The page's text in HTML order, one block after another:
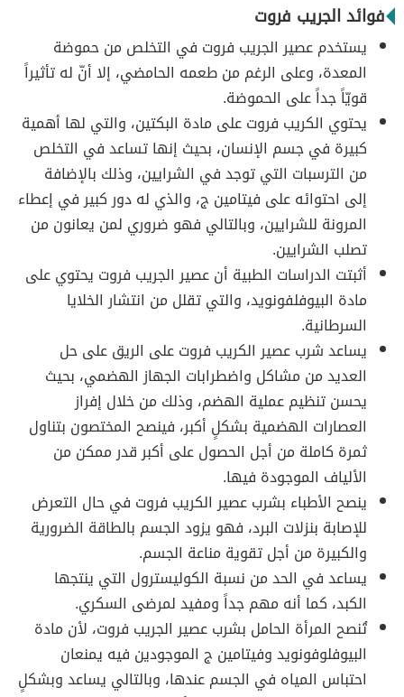
فوائد الجريب فروت
يستخدم عصير الجريب فروت في التخلص من حموضة
المعدة، وعلى الرغم من طعمه الحامضي، إلا أنّ له تأثيراً
قويّاً جداً على الحموضة.
يحتوي الكريب فروت على مادة البكتين، والتي لها أهمية
كبيرة في جسم الإنسان، بحيث إنها تساعد في التخلص
من الترسبات التي توجد في الشرايين، وذلك بالإضافة
إلى احتوائه على فيتامين ج، والذي له دور كبير في إعطاء
المرونة للشرايين، وبالتالي فهو ضروري لمن يعانون من
تصلب الشرايين.
أثبتت الدراسات الطبية أن عصير الجريب فروت يحتوي على
مادة البيوفلفونويد، والتي تقلل من انتشار الخلايا
السرطانية.
يساعد شرب عصير الكريب فروت على الريق على حل
العديد من مشاكل واضطرابات الجهاز الهضمي، بحيث
يحسن تنظيم عملية الهضم، وذلك من خلال إفراز
العصارات الهضمية بشكلٍ أكبر، فينصح المختصون بتناول
ثمرة كاملة من أجل الحصول على أكبر قدر ممكن من
الألياف الموجودة فيها.
ينصح الأطباء بشرب عصير الكريب فروت في حال التعرض
للإصابة بنزلات البرد، فهو يزود الجسم بالطاقة الضرورية
والكبيرة من أجل تقوية مناعة الجسم.
يساعد في الحد من نسبة الكوليسترول التي ينتجها
الكبد، كما أنه مهم جداً ومفيد لمرضى السكري.
تُنصح المرأة الحامل بشرب عصير الجريب فروت، لأن مادة
البيوفلوفونويد وفيتامين ج الموجودين فيه يمنعان
احتباس المياه في الجسم عندها، وبالتالي يساعد وبشكلٍ